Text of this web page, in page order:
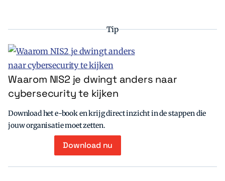
Tip
Waarom NIS2 je dwingt anders naar
cybersecurity te kijken
Download het e-book en krijg direct inzicht in de stappen die
jouw organisatie moet zetten.
Download nu